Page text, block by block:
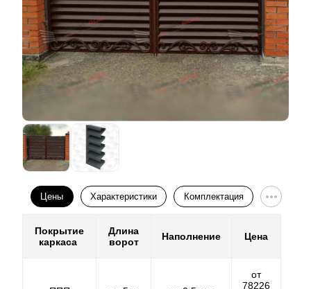
Цены Характеристики Комплектация
Покрытие
каркаса
Длина
ворот
Наполнение Цена
от
78226